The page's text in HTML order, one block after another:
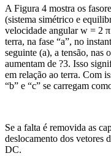
A Figura 4 mostra os
(sistema simétrico e
velocidade angular w = 2
terra, na fase “a”, no
seguinte (a), a tensão, nas
aumentam de ?3. Isso
em relação ao terra. Com
“b” e “c” se carregam
Se a falta é removida as
deslocamento dos vetores
DC.